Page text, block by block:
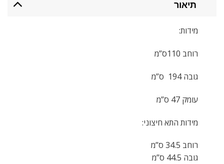
תיאור
מידות:
רוחב 110ס”מ
גובה 194 ס”מ
עומק 47 ס”מ
מידות התא חיצוני:
רוחב 34.5 ס”מ
גובה 44.5 ס”מ